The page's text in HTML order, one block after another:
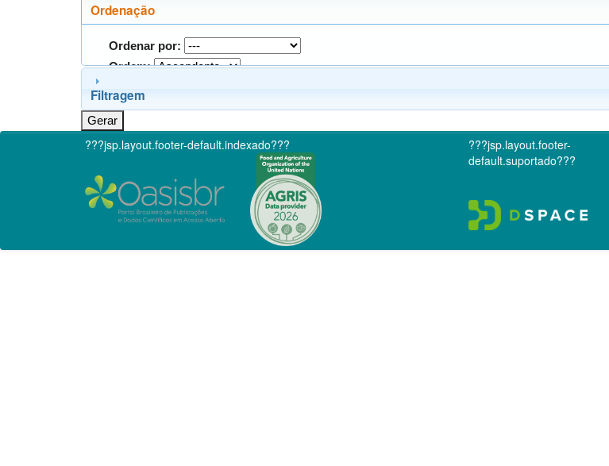
Ordenação
Ordenar por:
Ordem:
Filtragem
???jsp.layout.footer-default.indexado???
???jsp.layout.footer-
default.suportado???